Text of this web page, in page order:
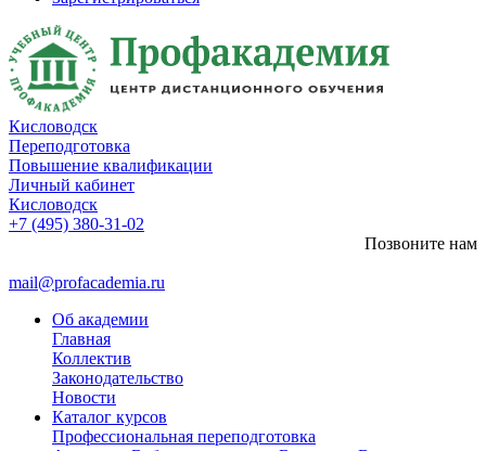
Кисловодск
Переподготовка
Повышение квалификации
Личный кабинет
Кисловодск
+7 (495) 380-31-02
Позвоните нам
mail@profacademia.ru
Об академии
Главная
Коллектив
Законодательство
Новости
Каталог курсов
Профессиональная переподготовка